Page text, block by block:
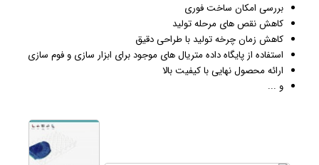
بررسی امکان ساخت فوری
کاهش نقص های مرحله تولید
کاهش زمان چرخه تولید با طراحی دقیق
استفاده از پایگاه داده متریال های موجود برای ابزار سازی و فوم سازی
ارائه محصول نهایی با کیفیت بالا
و ...